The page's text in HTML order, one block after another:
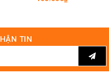
có dính thiếc vào vị trí cần
đầu mũi hàn, chú ý để thiếc
đẹp
TIN